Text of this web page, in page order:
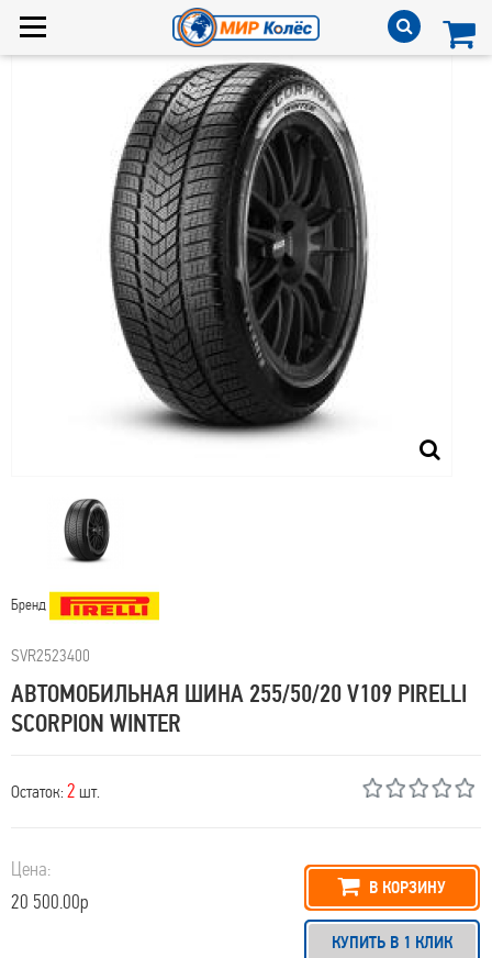
Бренд
SVR2523400
АВТОМОБИЛЬНАЯ ШИНА 255/50/20 V109 PIRELLI
SCORPION WINTER
Остаток: 2 шт.
Цена:
20 500.00р
В КОРЗИНУ
КУПИТЬ В 1 КЛИК